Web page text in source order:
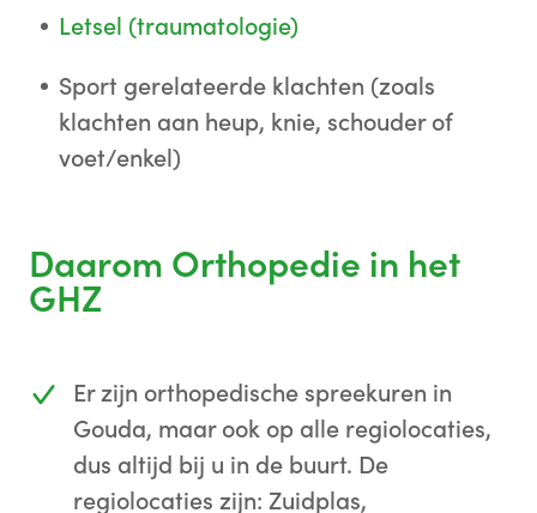
Letsel (traumatologie)
Sport gerelateerde klachten (zoals
klachten aan heup, knie, schouder of
voet/enkel)
Daarom Orthopedie in het
GHZ
Er zijn orthopedische spreekuren in
Gouda, maar ook op alle regiolocaties,
dus altijd bij u in de buurt. De
regiolocaties zijn: Zuidplas,